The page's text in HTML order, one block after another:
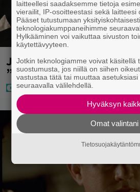
Jani Sieviseltä
”Kaikki lapset samaan
laitteellesi saadaksemme tietoja
vierailit, IP-osoitteestasi sekä laitteesi
Pääset tutustumaan
teknologiakumppaneihimme
Hylkääminen voi vaikuttaa sivuston
käytettävyyteen.
Jotkin teknologiamme voivat käsitellä
suostumusta, jos niillä on siihen
vastustaa tätä tai muuttaa asetuksiasi
seuraavalla välilehdellä.
Hyväksyn
Omat valintani